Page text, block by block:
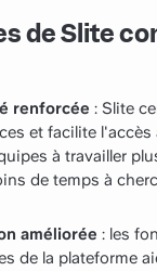
de Slite
renforcée : Slite
et facilite
à travailler
de temps à
améliorée : les
de la plateforme